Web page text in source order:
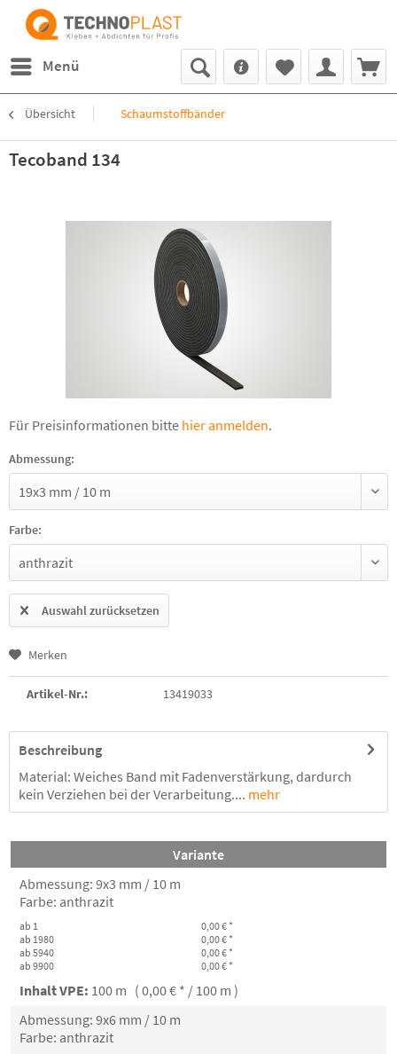
Menü
Übersicht Schaumstoffbänder
Tecoband 134
Für Preisinformationen bitte hier anmelden.
Abmessung:
Farbe:
Auswahl zurücksetzen
Merken
Artikel-Nr.: 13419033
Beschreibung
Material: Weiches Band mit Fadenverstärkung, dardurch
kein Verziehen bei der Verarbeitung.... mehr
Variante
Abmessung: 9x3 mm / 10 m
Farbe: anthrazit
ab 1
0,00 € *
ab 1980
0,00 € *
ab 5940
0,00 € *
ab 9900
0,00 € *
Inhalt VPE: 100 m ( 0,00 € * / 100 m )
Abmessung: 9x6 mm / 10 m
Farbe: anthrazit